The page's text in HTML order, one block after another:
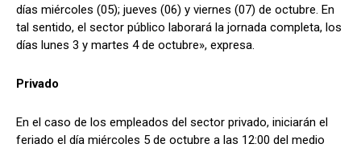
días miércoles (05); jueves (06) y viernes (07) de octubre. En
tal sentido, el sector público laborará la jornada completa, los
días lunes 3 y martes 4 de octubre», expresa.
Privado
En el caso de los empleados del sector privado, iniciarán el
feriado el día miércoles 5 de octubre a las 12:00 del medio